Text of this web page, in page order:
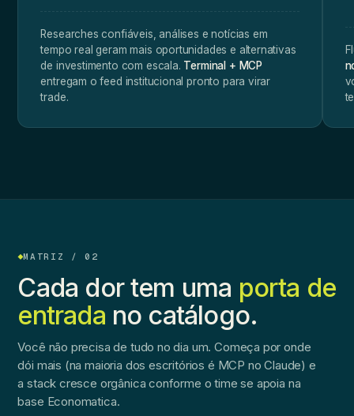
Researches confiáveis, análises e notícias em
tempo real geram mais oportunidades e alternativas
de investimento com escala. Terminal + MCP
entregam o feed institucional pronto para virar
trade.
MATRIZ / 02
Cada dor tem uma porta de
entrada no catálogo.
Você não precisa de tudo no dia um. Começa por onde
dói mais (na maioria dos escritórios é MCP no Claude) e
a stack cresce orgânica conforme o time se apoia na
base Economatica.